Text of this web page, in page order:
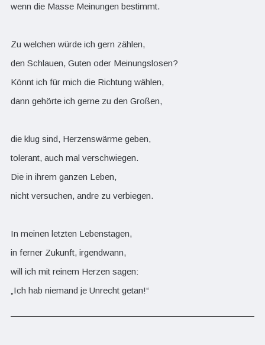
wenn die Masse Meinungen bestimmt.
Zu welchen würde ich gern zählen,
den Schlauen, Guten oder Meinungslosen?
Könnt ich für mich die Richtung wählen,
dann gehörte ich gerne zu den Großen,
die klug sind, Herzenswärme geben,
tolerant, auch mal verschwiegen.
Die in ihrem ganzen Leben,
nicht versuchen, andre zu verbiegen.
In meinen letzten Lebenstagen,
in ferner Zukunft, irgendwann,
will ich mit reinem Herzen sagen:
„Ich hab niemand je Unrecht getan!“